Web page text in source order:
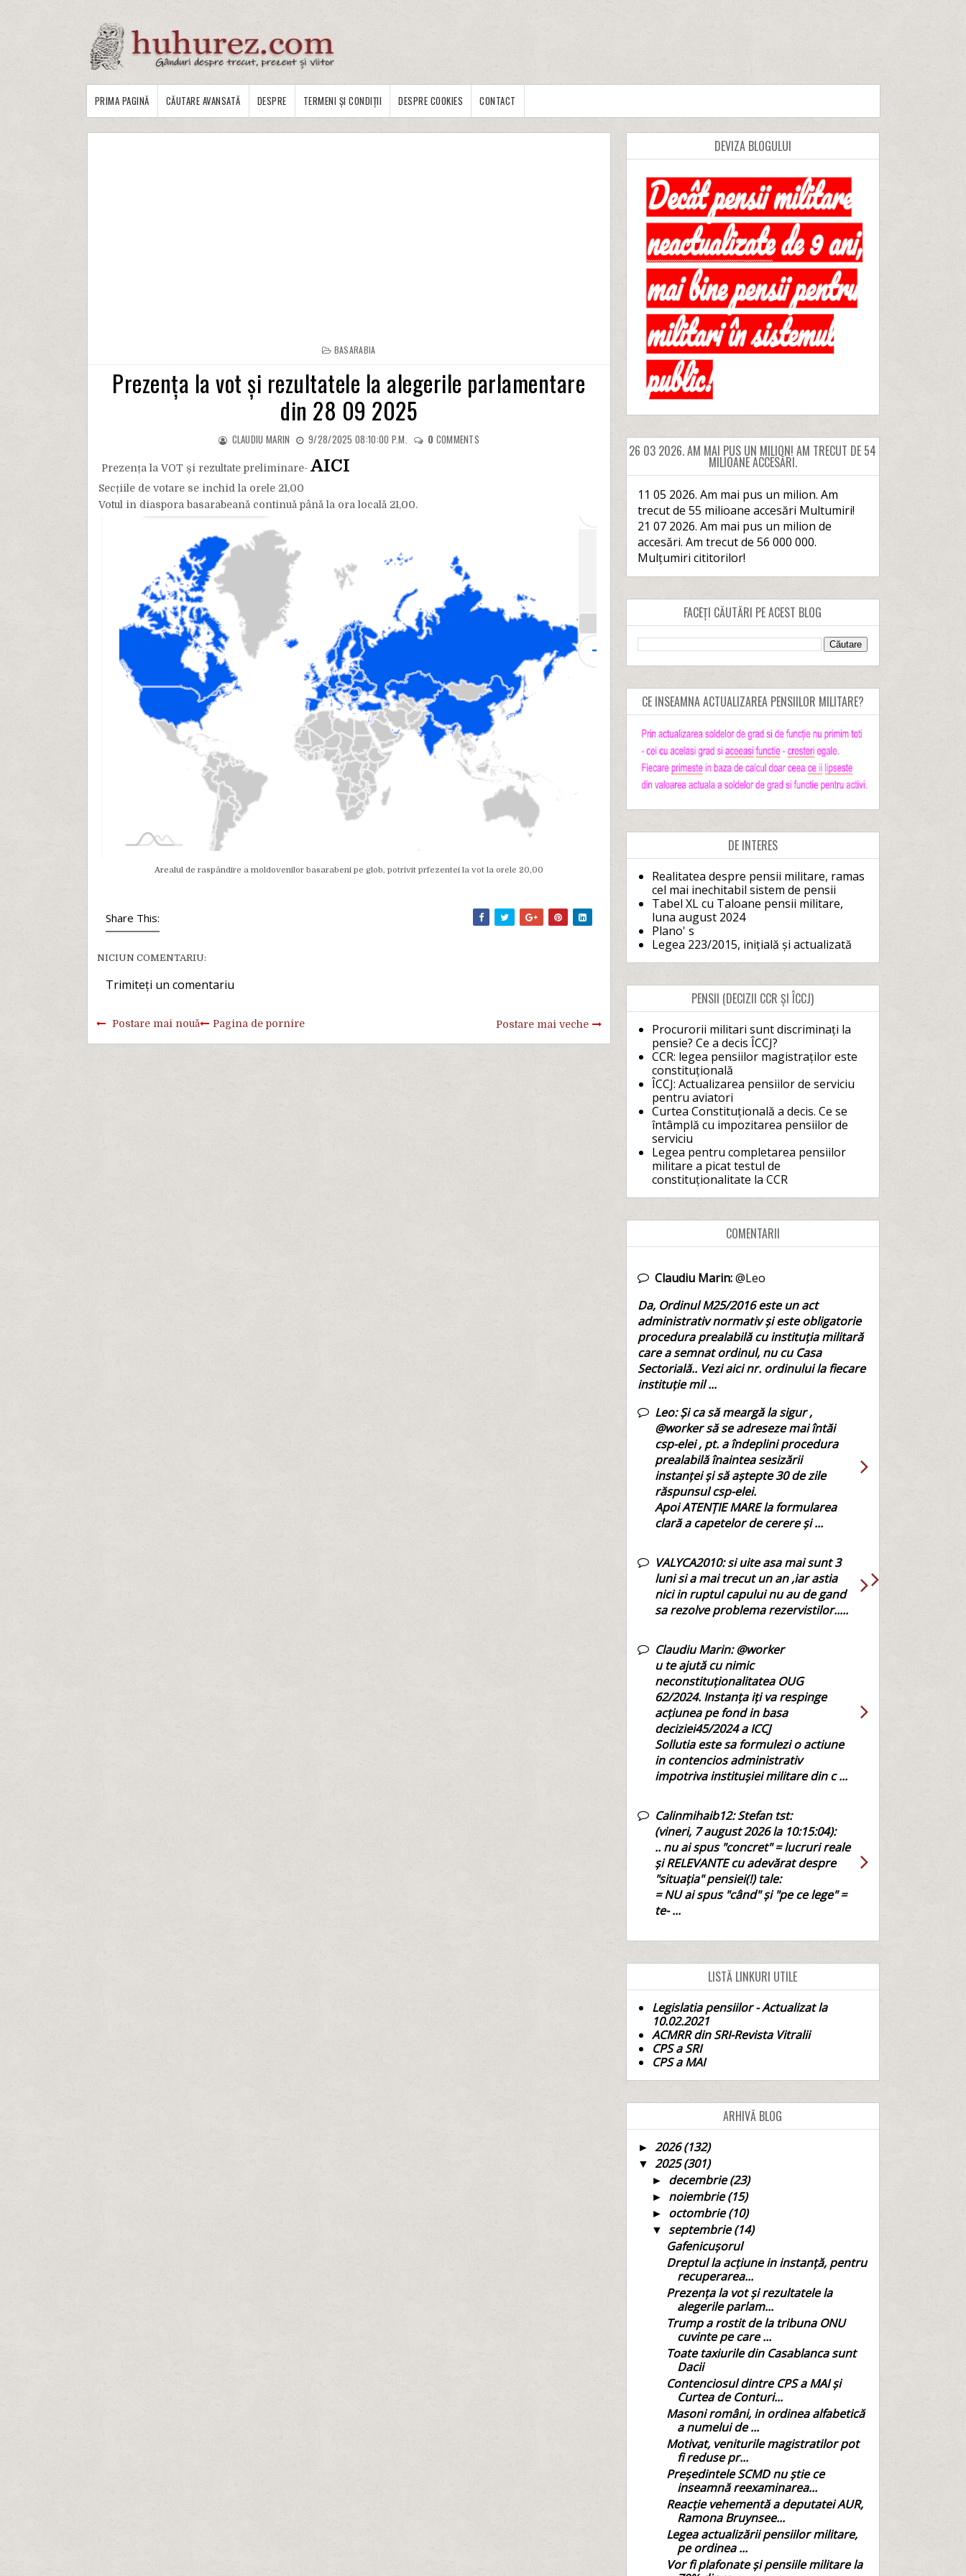
PRIMA PAGINĂ CĂUTARE AVANSATĂ DESPRE TERMENI ȘI CONDIȚII DESPRE COOKIES CONTACT
BASARABIA
Prezența la vot și rezultatele la alegerile parlamentare
din 28 09 2025
CLAUDIU MARIN 9/28/2025 08:10:00 P.M. 0 COMMENTS
Prezența la VOT și rezultate preliminare- AICI
Secțiile de votare se inchid la orele 21,00
Votul in diaspora basarabeană continuă până la ora locală 21,00.
Arealul de raspândire a moldovenilor basarabeni pe glob, potrivit prfezentei la vot la orele 20,00
Share This:
NICIUN COMENTARIU:
Trimiteți un comentariu
Postare mai nouă Postare mai veche
Pagina de pornire
DEVIZA BLOGULUI
26 03 2026. AM MAI PUS UN MILION! AM TRECUT DE 54
MILIOANE ACCESĂRI.
11 05 2026. Am mai pus un milion. Am
trecut de 55 milioane accesări Multumiri!
21 07 2026. Am mai pus un milion de
accesări. Am trecut de 56 000 000.
Mulțumiri cititorilor!
FACEȚI CĂUTĂRI PE ACEST BLOG
CE INSEAMNA ACTUALIZAREA PENSIILOR MILITARE?
DE INTERES
Realitatea despre pensii militare, ramas
cel mai inechitabil sistem de pensii
Tabel XL cu Taloane pensii militare,
luna august 2024
Plano' s
Legea 223/2015, inițială și actualizată
PENSII (DECIZII CCR ȘI ÎCCJ)
Procurorii militari sunt discriminați la
pensie? Ce a decis ÎCCJ?
CCR: legea pensiilor magistraților este
constituțională
ÎCCJ: Actualizarea pensiilor de serviciu
pentru aviatori
Curtea Constituțională a decis. Ce se
întâmplă cu impozitarea pensiilor de
serviciu
Legea pentru completarea pensiilor
militare a picat testul de
constituționalitate la CCR
COMENTARII
Claudiu Marin:@Leo
Da, Ordinul M25/2016 este un act
administrativ normativ și este obligatorie
procedura prealabilă cu instituția militară
care a semnat ordinul, nu cu Casa
Sectorială.. Vezi aici nr. ordinului la fiecare
instituție mil ...
Leo:Și ca să meargă la sigur ,
@worker să se adreseze mai întăi
csp-elei , pt. a îndeplini procedura
prealabilă înaintea sesizării
instanței și să aștepte 30 de zile
răspunsul csp-elei.
Apoi ATENȚIE MARE la formularea
clară a capetelor de cerere și ...
VALYCA2010:si uite asa mai sunt 3
luni si a mai trecut un an ,iar astia
nici in ruptul capului nu au de gand
sa rezolve problema rezervistilor.....
Claudiu Marin:@worker
u te ajută cu nimic
neconstituționalitatea OUG
62/2024. Instanța iți va respinge
acțiunea pe fond in basa
deciziei45/2024 a ICCJ
Sollutia este sa formulezi o actiune
in contencios administrativ
impotriva institușiei militare din c ...
Calinmihaib12:Stefan tst:
(vineri, 7 august 2026 la 10:15:04):
.. nu ai spus "concret" = lucruri reale
și RELEVANTE cu adevărat despre
"situația" pensiei(!) tale:
= NU ai spus "când" și "pe ce lege" =
te- ...
LISTĂ LINKURI UTILE
Legislatia pensiilor - Actualizat la
10.02.2021
ACMRR din SRI-Revista Vitralii
CPS a SRI
CPS a MAI
ARHIVĂ BLOG
► 2026(132)
▼ 2025(301)
► decembrie(23)
► noiembrie(15)
► octombrie(10)
▼ septembrie(14)
Gafenicușorul
Dreptul la acțiune in instanță, pentru
recuperarea...
Prezența la vot și rezultatele la
alegerile parlam...
Trump a rostit de la tribuna ONU
cuvinte pe care ...
Toate taxiurile din Casablanca sunt
Dacii
Contenciosul dintre CPS a MAI și
Curtea de Conturi...
Masoni români, in ordinea alfabetică
a numelui de ...
Motivat, veniturile magistratilor pot
fi reduse pr...
Președintele SCMD nu știe ce
inseamnă reexaminarea...
Reacție vehementă a deputatei AUR,
Ramona Bruynsee...
Legea actualizării pensiilor militare,
pe ordinea ...
Vor fi plafonate și pensiile militare la